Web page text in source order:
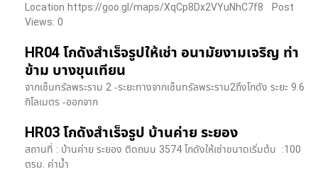
Location https://goo.gl/maps/XqCp8Dx2VYuNhC7f8 Post
Views: 0
HR04 โกดังสำเร็จรูปให้เช่า อนามัยงามเจริญ ท่า
ข้าม บางขุนเทียน
จากเซ็นทรัลพระราม 2 -ระยะทางจากเซ็นทรัลพระราม2ถึงโกดัง ระยะ 9.6
กิโลเมตร -ออกจาก
HR03 โกดังสำเร็จรูป บ้านค่าย ระยอง
สถานที่ : บ้านค่าย ระยอง ติดถนน 3574 โกดังให้เช่าขนาดเริ่มต้น :100
ตรม. ค่าน้ำ